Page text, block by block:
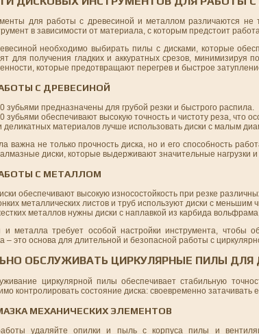
для работы с древесиной и металлом различаются
в зависимости от материала, с которым предстоит
необходимо выбирать пилы с дисками, которые
для получения гладких и аккуратных срезов,
которые предотвращают перегрев и быстрое
С ДРЕВЕСИНОЙ
зубьями предназначены для грубой резки и быстрого распила.
зубьями обеспечивают высокую точность и чистоту реза,
деликатных материалов лучше использовать диски с малым
важна не только прочность диска, но и его способность
диски, которые выдерживают значительные нагрузки
С МЕТАЛЛОМ
обеспечивают высокую износостойкость при резке
металлических листов и труб используют диски с меньшим
металлов нужны диски с наплавкой из карбида
и металла требует особой настройки инструмента, чтобы
– это основа для длительной и безопасной работы с
ОБСЛУЖИВАТЬ ЦИРКУЛЯРНЫЕ ПИЛЫ
циркулярной пилы обеспечивает стабильную
контролировать состояние диска: своевременно затачивать
МЕХАНИЧЕСКИХ ЭЛЕМЕНТОВ
удаляйте опилки и пыль с корпуса пилы и